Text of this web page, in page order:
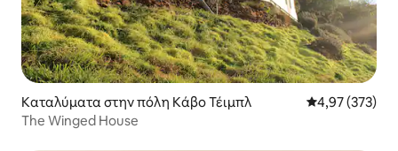
Καταλύματα στην πόλη Κάβο Τέιμπλ Μέση
4,97 (373)
The Winged House